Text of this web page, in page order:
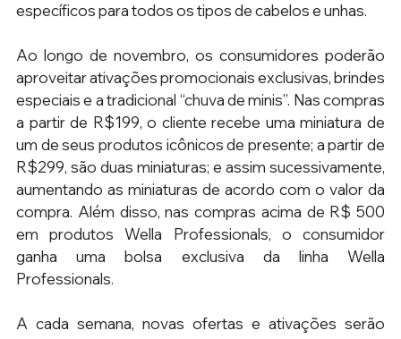
específicos para todos os tipos de cabelos e unhas.
Ao longo de novembro, os consumidores poderão
aproveitar ativações promocionais exclusivas, brindes
especiais e a tradicional “chuva de minis”. Nas compras
a partir de R$199, o cliente recebe uma miniatura de
um de seus produtos icônicos de presente; a partir de
R$299, são duas miniaturas; e assim sucessivamente,
aumentando as miniaturas de acordo com o valor da
compra. Além disso, nas compras acima de R$ 500
em produtos Wella Professionals, o consumidor
ganha uma bolsa exclusiva da linha Wella
Professionals.
A cada semana, novas ofertas e ativações serão